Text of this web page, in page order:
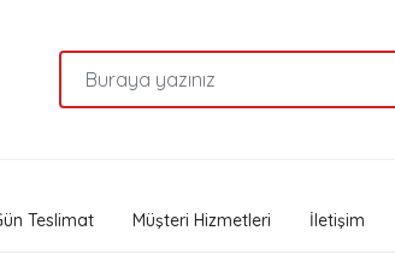
Teslimat Müşteri Hizmetleri İletişim